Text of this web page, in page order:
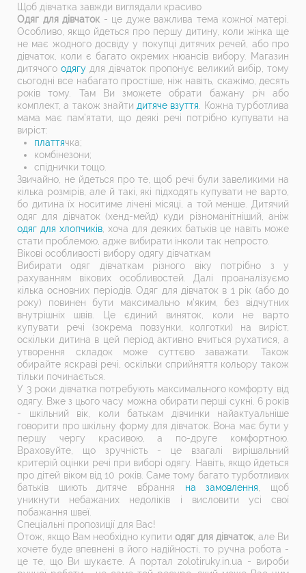
Щоб дівчатка завжди виглядали красиво
Одяг для дівчаток - це дуже важлива тема кожної матері.
Особливо, якщо йдеться про першу дитину, коли жінка ще
не має жодного досвіду у покупці дитячих речей, або про
дівчаток, коли є багато окремих нюансів вибору. Магазин
дитячого одягу для дівчаток пропонує великий вибір, тому
сьогодні все набагато простіше, ніж навіть, скажімо, десять
років тому. Там Ви зможете обрати бажану річ або
комплект, а також знайти дитяче взуття . Кожна турботлива
мама має пам’ятати, що деякі речі потрібно купувати на
виріст:
платтячка;
комбінезони;
спіднички тощо.
Звичайно, не йдеться про те, щоб речі були завеликими на
кілька розмірів, але й такі, які підходять купувати не варто,
бо дитина їх носитиме лічені місяці, а той менше. Дитячий
одяг для дівчаток (хенд-мейд) куди різноманітніший, аніж
одяг для хлопчиків , хоча для деяких батьків це навіть може
стати проблемою, адже вибирати інколи так непросто.
Вікові особливості вибору одягу дівчаткам
Вибирати одяг дівчаткам різного віку потрібно з у
рахуванням вікових особливостей. Далі проаналізуємо
кілька основних періодів. Одяг для дівчаток в 1 рік (або до
року) повинен бути максимально м’яким, без відчутних
внутрішніх швів. Це єдиний виняток, коли не варто
купувати речі (зокрема повзунки, колготки) на виріст,
оскільки дитина в цей період активно вчиться рухатися, а
утворення складок може суттєво заважати. Також
обирайте яскраві речі, оскільки сприйняття кольору також
тільки починається.
У 3 роки дівчатка потребують максимального комфорту від
одягу. Вже з цього часу можна обирати перші сукні. 6 років
- шкільний вік, коли батькам дівчинки найактуальніше
говорити про шкільну форму для дівчаток. Вона має бути у
першу чергу красивою, а по-друге комфортною.
Враховуйте, що зручність - це взагалі вирішальний
критерій оцінки речі при виборі одягу. Навіть, якщо йдеться
про дітей віком від 10 років. Саме тому багато турботливих
батьків шиють дитяче вбрання на замовлення , щоб
уникнути небажаних недоліків і висловити усі свої
побажання швеї.
Спеціальні пропозиції для Вас!
Отож, якщо Вам необхідно купити одяг для дівчаток , але Ви
хочете буде впевнені в його надійності, то ручна робота -
це те, що Ви шукаєте. А портал zolotiruky.in.ua - вироби